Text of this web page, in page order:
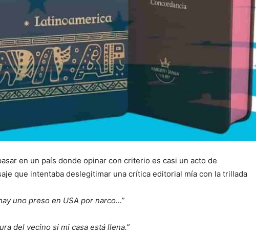
en un país donde opinar con criterio es casi un acto de
que intentaba deslegitimar una crítica editorial mía con la trillada
uno preso en USA por narco…”
del vecino si mi casa está llena.”